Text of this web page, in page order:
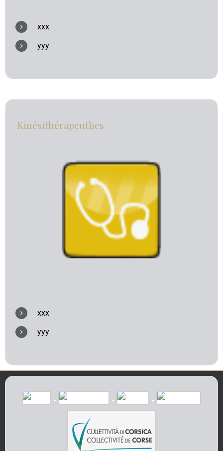
xxx
yyy
Kinésithérapeuthes
xxx
yyy